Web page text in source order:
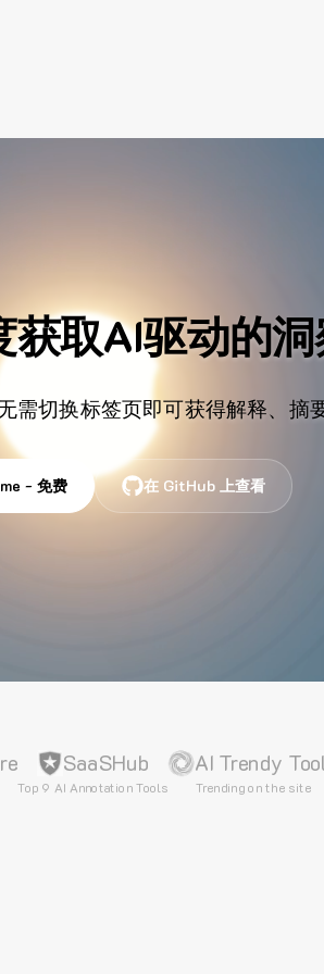
获取AI驱动的
需切换标签页即可获得解释、摘
- 免费 在 GitHub 上查看
SaaSHub
Top 9 AI Annotation Tools
AI Trendy
Trending on the site